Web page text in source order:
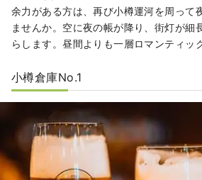
余力がある方は、再び小樽運河を周って
ませんか。空に夜の帳が降り、街灯が細
らします。昼間よりも一層ロマンティッ
小樽倉庫No.1